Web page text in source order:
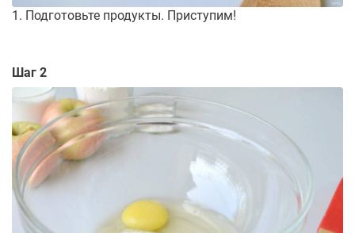
1. Подготовьте продукты. Приступим!
Шаг 2